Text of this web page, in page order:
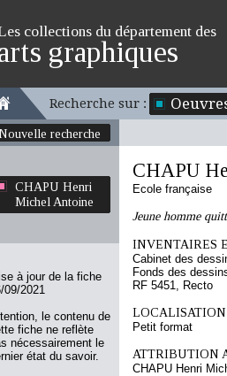
collections du département des
graphiques
Recherche sur :
recherche
CHAPU Henri
Michel Antoine
à jour de la fiche
09/2021
le contenu de
fiche ne reflète
nécessairement le
état du savoir.
CHAPU
Ecole française
Jeune homme
INVENTAIRES
Cabinet des
Fonds des
RF 5451, Recto
LOCALISATION
Petit format
ATTRIBUTION
CHAPU Henri